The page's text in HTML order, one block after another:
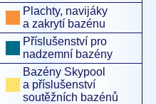
Plachty, navijáky
a zakrytí bazénu
Příslušenství pro
nadzemní bazény
Bazény Skypool
a příslušenství
soutěžních bazénů